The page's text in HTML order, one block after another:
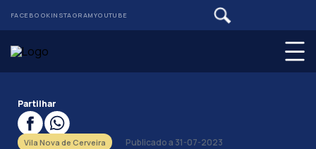
FACEBOOKINSTAGRAMYOUTUBE
Partilhar
Vila Nova de Cerveira Publicado a 31-07-2023